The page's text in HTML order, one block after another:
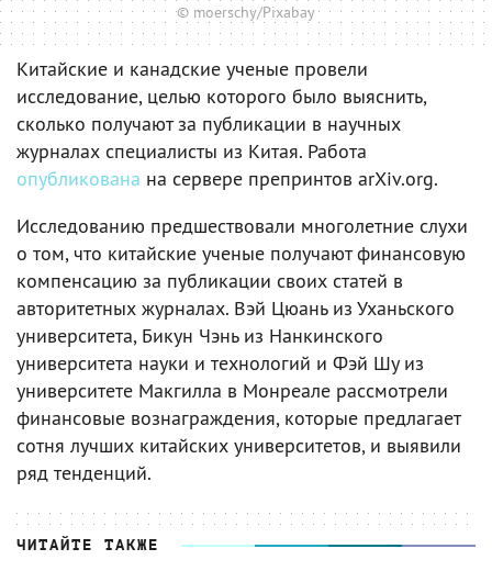
© moerschy/Pixabay
Китайские и канадские ученые провели
исследование, целью которого было выяснить,
сколько получают за публикации в научных
журналах специалисты из Китая. Работа
опубликована на сервере препринтов arXiv.org.
Исследованию предшествовали многолетние слухи
о том, что китайские ученые получают финансовую
компенсацию за публикации своих статей в
авторитетных журналах. Вэй Цюань из Уханьского
университета, Бикун Чэнь из Нанкинского
университета науки и технологий и Фэй Шу из
университете Макгилла в Монреале рассмотрели
финансовые вознаграждения, которые предлагает
сотня лучших китайских университетов, и выявили
ряд тенденций.
ЧИТАЙТЕ ТАКЖЕ